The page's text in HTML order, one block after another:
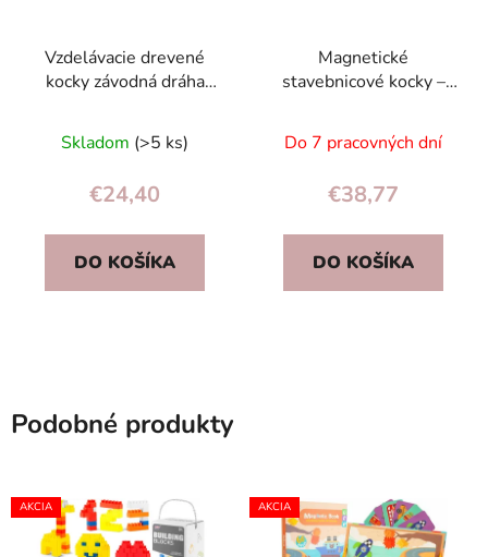
Vzdelávacie drevené
kocky závodná dráha
Skladom (>5 ks)
€24,40
DO KOŠÍKA
Magnetické
stavebnicové kocky –
autíčkami, 129 dielov
Do 7 pracovných dní
€38,77
DO KOŠÍKA
Podobné produkty
AKCIA AKCIA